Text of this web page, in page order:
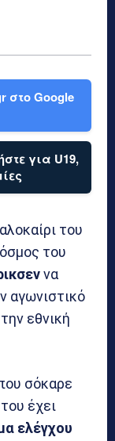
στο Google
για U19,
του
του
να
αγωνιστικό
εθνική
σόκαρε
έχει
ελέγχου